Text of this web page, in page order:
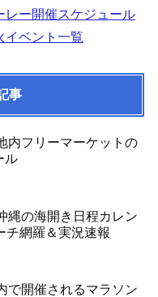
レー開催スケジュール
イベント一覧
事
内フリーマーケットの
ル
縄の海開き日程カレン
チ網羅＆実況速報
で開催されるマラソン